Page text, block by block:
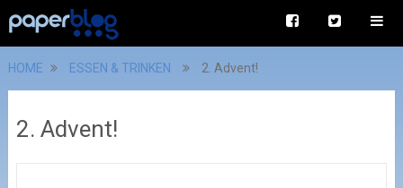
HOME ESSEN & TRINKEN 2. Advent!
2. Advent!